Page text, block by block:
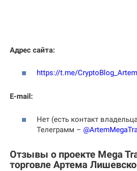
Адрес сайта:
https://t.me/
E-mail:
Нет (есть контакт
Телеграмм –
Отзывы о проекте Mega
торговле Артема